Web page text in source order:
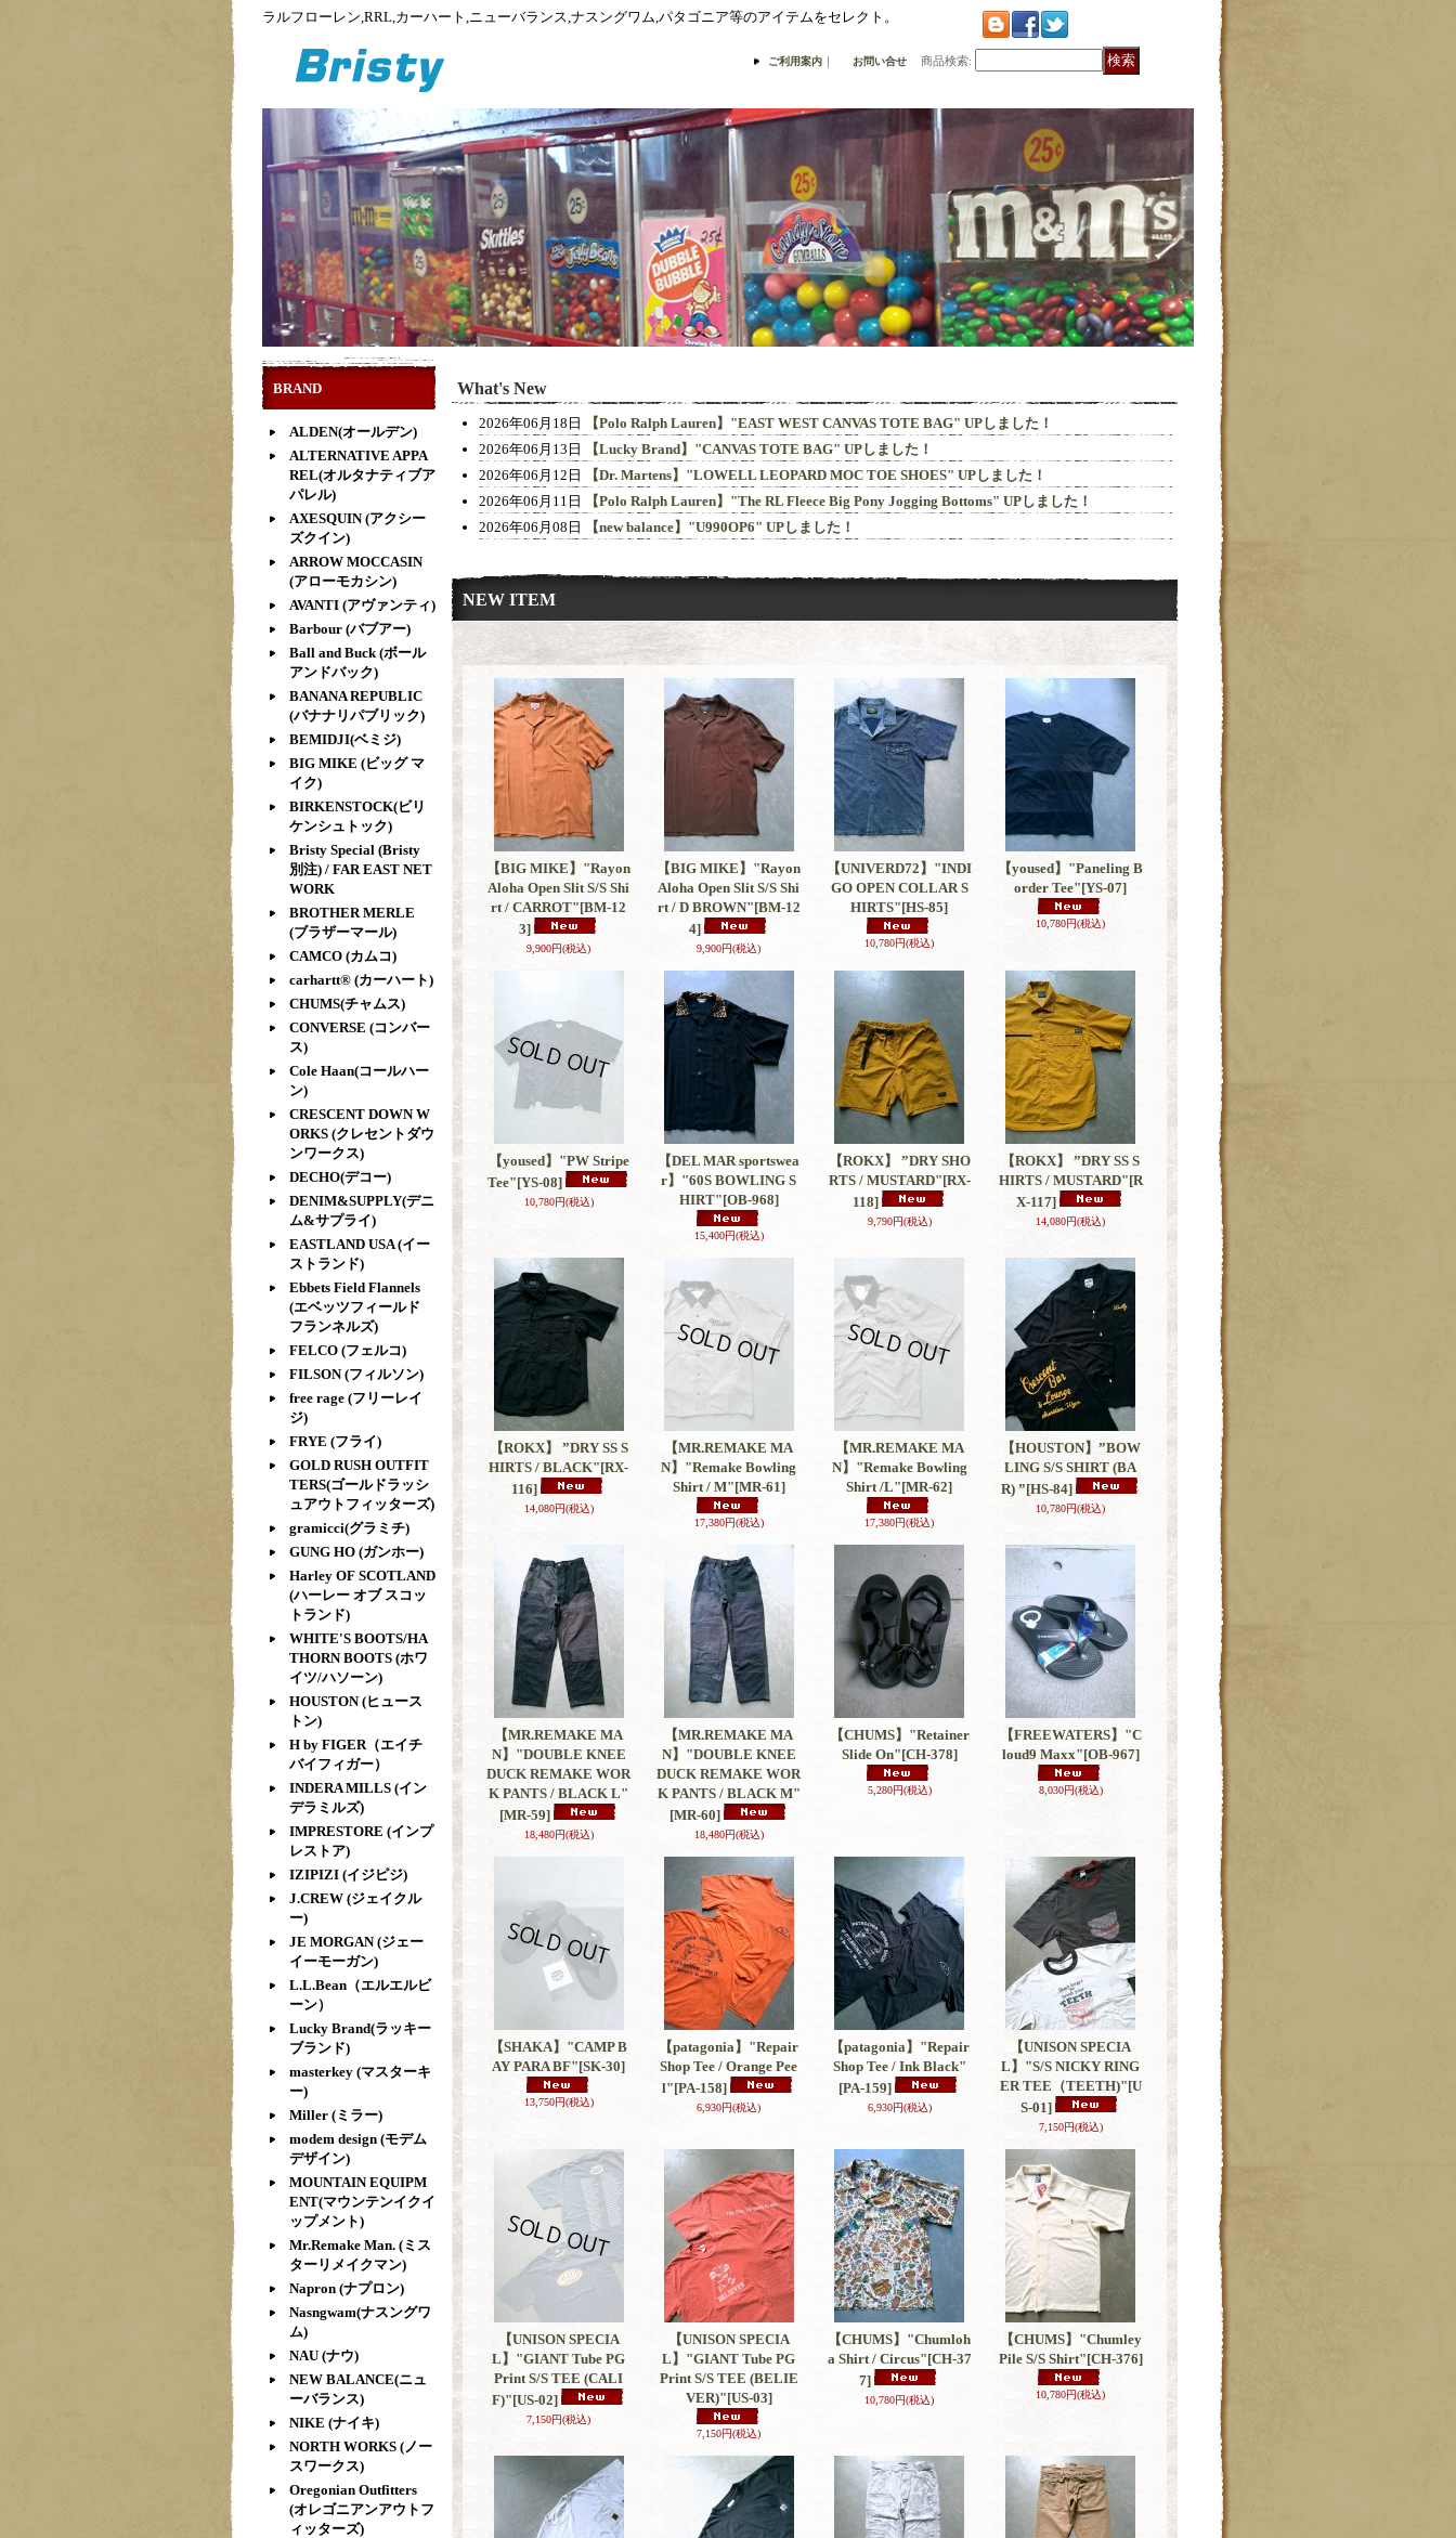
ラルフローレン,RRL,カーハート,ニューバランス,ナスングワム,パタゴニア等のアイテムをセレクト。
ご利用案内 ｜ お問い合せ 商品検索:
BRAND
ALDEN(オールデン)
ALTERNATIVE APPA
REL(オルタナティブア
パレル)
AXESQUIN (アクシー
ズクイン)
ARROW MOCCASIN
(アローモカシン)
AVANTI (アヴァンティ)
Barbour (バブアー)
Ball and Buck (ボール
アンドバック)
BANANA REPUBLIC
(バナナリパブリック)
BEMIDJI(ベミジ)
BIG MIKE (ビッグ マ
イク)
BIRKENSTOCK(ビリ
ケンシュトック)
Bristy Special (Bristy
別注) / FAR EAST NET
WORK
BROTHER MERLE
(ブラザーマール)
CAMCO (カムコ)
carhartt® (カーハート)
CHUMS(チャムス)
CONVERSE (コンバー
ス)
Cole Haan(コールハー
ン)
CRESCENT DOWN W
ORKS (クレセントダウ
ンワークス)
DECHO(デコー)
DENIM&SUPPLY(デニ
ム&サプライ)
EASTLAND USA (イー
ストランド)
Ebbets Field Flannels
(エベッツフィールド
フランネルズ)
FELCO (フェルコ)
FILSON (フィルソン)
free rage (フリーレイ
ジ)
FRYE (フライ)
GOLD RUSH OUTFIT
TERS(ゴールドラッシ
ュアウトフィッターズ)
gramicci(グラミチ)
GUNG HO (ガンホー)
Harley OF SCOTLAND
(ハーレー オブ スコッ
トランド)
WHITE'S BOOTS/HA
THORN BOOTS (ホワ
イツ/ハソーン)
HOUSTON (ヒュース
トン)
H by FIGER（エイチ
バイフィガー）
INDERA MILLS (イン
デラミルズ)
IMPRESTORE (インプ
レストア)
IZIPIZI (イジピジ)
J.CREW (ジェイクル
ー)
JE MORGAN (ジェー
イーモーガン)
L.L.Bean（エルエルビ
ーン）
Lucky Brand(ラッキー
ブランド)
masterkey (マスターキ
ー)
Miller (ミラー)
modem design (モデム
デザイン)
MOUNTAIN EQUIPM
ENT(マウンテンイクイ
ップメント)
Mr.Remake Man. (ミス
ターリメイクマン)
Napron (ナプロン)
Nasngwam(ナスングワ
ム)
NAU (ナウ)
NEW BALANCE(ニュ
ーバランス)
NIKE (ナイキ)
NORTH WORKS (ノー
スワークス)
Oregonian Outfitters
(オレゴニアンアウトフ
ィッターズ)
What's New
2026年06月18日
【Polo Ralph Lauren】"EAST WEST CANVAS TOTE BAG" UPしました！
2026年06月13日
【Lucky Brand】"CANVAS TOTE BAG" UPしました！
2026年06月12日
【Dr. Martens】"LOWELL LEOPARD MOC TOE SHOES" UPしました！
2026年06月11日
【Polo Ralph Lauren】"The RL Fleece Big Pony Jogging Bottoms" UPしました！
2026年06月08日
【new balance】"U990OP6" UPしました！
NEW ITEM
【BIG MIKE】"Rayon
Aloha Open Slit S/S Shi
rt / CARROT"[BM-12
3]
9,900円(税込)
【BIG MIKE】"Rayon
Aloha Open Slit S/S Shi
rt / D BROWN"[BM-12
4]
9,900円(税込)
【UNIVERD72】"INDI
GO OPEN COLLAR S
HIRTS"[HS-85]
10,780円(税込)
【yoused】"Paneling B
order Tee"[YS-07]
10,780円(税込)
【yoused】"PW Stripe
Tee"[YS-08]
10,780円(税込)
【DEL MAR sportswea
r】"60S BOWLING S
HIRT"[OB-968]
15,400円(税込)
【ROKX】 ”DRY SHO
RTS / MUSTARD"[RX-
118]
9,790円(税込)
【ROKX】 ”DRY SS S
HIRTS / MUSTARD"[R
X-117]
14,080円(税込)
【ROKX】 ”DRY SS S
HIRTS / BLACK"[RX-
116]
14,080円(税込)
【MR.REMAKE MA
N】"Remake Bowling
Shirt / M"[MR-61]
17,380円(税込)
【MR.REMAKE MA
N】"Remake Bowling
Shirt /L"[MR-62]
17,380円(税込)
【HOUSTON】”BOW
LING S/S SHIRT (BA
R) ”[HS-84]
10,780円(税込)
【MR.REMAKE MA
N】"DOUBLE KNEE
DUCK REMAKE WOR
K PANTS / BLACK L"
[MR-59]
18,480円(税込)
【MR.REMAKE MA
N】"DOUBLE KNEE
DUCK REMAKE WOR
K PANTS / BLACK M"
[MR-60]
18,480円(税込)
【CHUMS】"Retainer
Slide On"[CH-378]
5,280円(税込)
【FREEWATERS】"C
loud9 Maxx"[OB-967]
8,030円(税込)
【SHAKA】"CAMP B
AY PARA BF"[SK-30]
13,750円(税込)
【patagonia】"Repair
Shop Tee / Orange Pee
l"[PA-158]
6,930円(税込)
【patagonia】"Repair
Shop Tee / Ink Black"
[PA-159]
6,930円(税込)
【UNISON SPECIA
L】"S/S NICKY RING
ER TEE（TEETH)"[U
S-01]
7,150円(税込)
【UNISON SPECIA
L】"GIANT Tube PG
Print S/S TEE (CALI
F)"[US-02]
7,150円(税込)
【UNISON SPECIA
L】"GIANT Tube PG
Print S/S TEE (BELIE
VER)"[US-03]
7,150円(税込)
【CHUMS】"Chumloh
a Shirt / Circus"[CH-37
7]
10,780円(税込)
【CHUMS】"Chumley
Pile S/S Shirt"[CH-376]
10,780円(税込)